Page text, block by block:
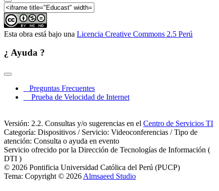
Seminario Internacional "Ciudades Sostenibles y
Seminario Internacional "Ciudades Sostenibles y
Cambio Climático". Lima, 17-19 de septiembre 2014:
Ordenamiento territorial y su vinculación con la
planificación de ciudades sostenibles
Cambio Climático". Lima, 17-19 de septiembre 2014:
Gestión local de Cambio Climático en Quito
Seminario Internacional "Ciudades Sostenibles y
Cambio Climático". Lima, 17-19 de septiembre 2014:
Seminario Internacional "Ciudades Sostenibles y
Cambio Climático". Lima, 17-19 de septiembre 2014:
Esta obra está bajo una Licencia Creative Commons 2.5 Perú
¿ Ayuda ?
Preguntas Frecuentes
Prueba de Velocidad de Internet
Versión: 2.2. Consultas y/o sugerencias en el Centro de Servicios TI
Categoría: Dispositivos / Servicio: Videoconferencias / Tipo de
atención: Consulta o ayuda en evento
Servicio ofrecido por la Dirección de Tecnologías de Información (
DTI )
© 2026 Pontificia Universidad Católica del Perú (PUCP)
Tema: Copyright © 2026 Almsaeed Studio